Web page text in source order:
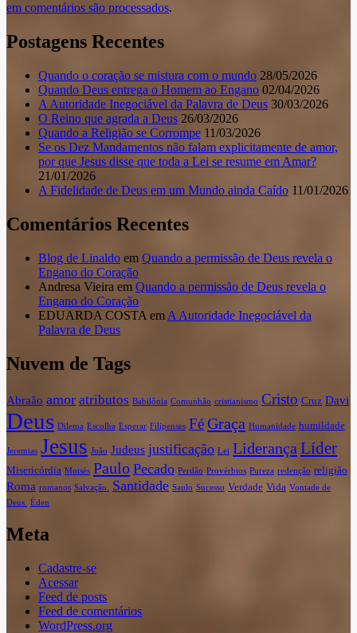
em comentários são processados.
Postagens Recentes
Quando o coração se mistura com o mundo 28/05/2026
Quando Deus entrega o Homem ao Engano 02/04/2026
A Autoridade Inegociável da Palavra de Deus 30/03/2026
O Reino que agrada a Deus 26/03/2026
Quando a Religião se Corrompe 11/03/2026
Se os Dez Mandamentos não falam explicitamente de amor,
por que Jesus disse que toda a Lei se resume em Amar?
21/01/2026
A Fidelidade de Deus em um Mundo ainda Caído 11/01/2026
Comentários Recentes
Blog de Linaldo em Quando a permissão de Deus revela o
Engano do Coração
Andresa Vieira em Quando a permissão de Deus revela o
Engano do Coração
EDUARDA COSTA em A Autoridade Inegociável da
Palavra de Deus
Nuvem de Tags
Abraão amor atributos Babilônia Comunhão cristianismo Cristo Cruz Davi
Deus Dilema Escolha Esperar Filipenses FéGraça Humanidade humildade
Jeremias Jesus João Judeus justificação Lei Liderança Líder
Misericórdia Moisés Paulo Pecado Perdão Provérbios Pureza redenção religião
Roma romanos Salvação. Santidade Saulo Sucesso Verdade Vida Vontade de
Deus.
Éden
Meta
Cadastre-se
Acessar
Feed de posts
Feed de comentários
WordPress.org